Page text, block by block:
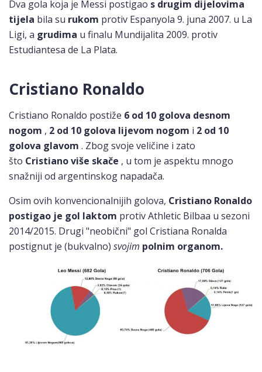
Dva gola koja je Messi postigao s drugim dijelovima
tijela bila su rukom protiv Espanyola 9. juna 2007. u La
Ligi, a grudima u finalu Mundijalita 2009. protiv
Estudiantesa de La Plata.
Cristiano Ronaldo
Cristiano Ronaldo postiže 6 od 10 golova desnom
nogom , 2 od 10 golova lijevom nogom i 2 od 10
golova glavom . Zbog svoje veličine i zato
što Cristiano više skače , u tom je aspektu mnogo
snažniji od argentinskog napadača.
Osim ovih konvencionalnijih golova, Cristiano Ronaldo
postigao je gol laktom protiv Athletic Bilbaa u sezoni
2014/2015. Drugi "neobični" gol Cristiana Ronalda
postignut je (bukvalno) svojim polnim organom.